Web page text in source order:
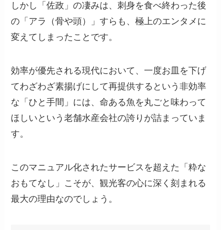
しかし「佐政」の凄みは、刺身を食べ終わった後
の「アラ（骨や頭）」すらも、極上のエンタメに
変えてしまったことです。
効率が優先される現代において、一度お皿を下げ
てわざわざ素揚げにして再提供するという非効率
な「ひと手間」には、命ある魚を丸ごと味わって
ほしいという老舗水産会社の誇りが詰まっていま
す。
このマニュアル化されたサービスを超えた「粋な
おもてなし」こそが、観光客の心に深く刻まれる
最大の理由なのでしょう。